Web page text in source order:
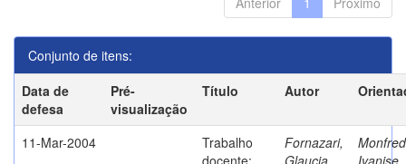
Conjunto de itens:
Data de
defesa
Pré-
visualização
Título Autor
11-Mar-2004
Trabalho
docente:
Fornazari,
Glaucia
Ivanise